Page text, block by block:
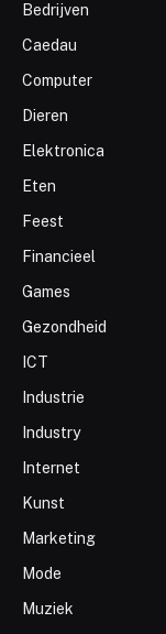
Bedrijven
Caedau
Computer
Dieren
Elektronica
Eten
Feest
Financieel
Games
Gezondheid
ICT
Industrie
Industry
Internet
Kunst
Marketing
Mode
Muziek